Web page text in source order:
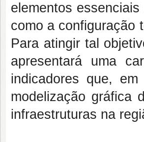
elementos
como a configuração
Para atingir tal
apresentará uma
indicadores que,
modelização gráfica
infraestruturas na